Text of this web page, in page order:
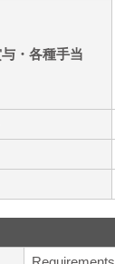
・各種手当